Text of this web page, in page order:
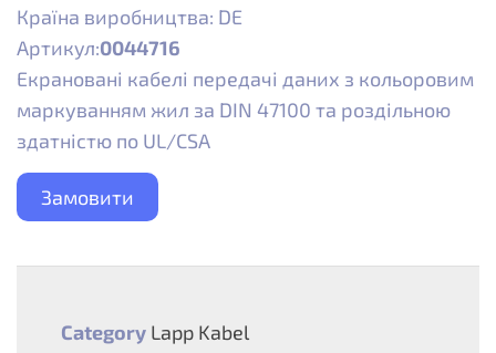
Країна виробництва: DE
Артикул:0044716
Екрановані кабелі передачі даних з кольоровим
маркуванням жил за DIN 47100 та роздільною
здатністю по UL/CSA
Замовити
Category Lapp Kabel